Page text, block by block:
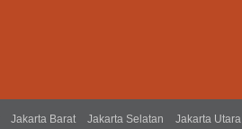
Jakarta Barat Jakarta Selatan Jakarta Utara